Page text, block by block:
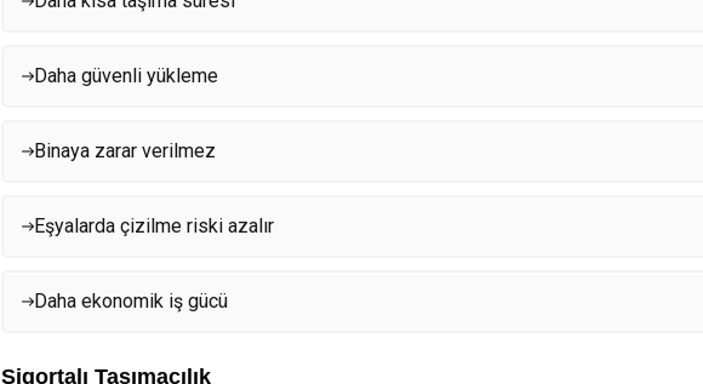
Daha güvenli yükleme
Binaya zarar verilmez
Eşyalarda çizilme riski azalır
Daha ekonomik iş gücü
Sigortalı Taşımacılık